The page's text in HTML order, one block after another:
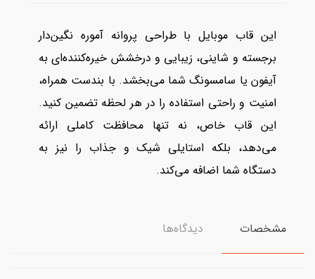
این قاب موبایل با طراحی پروانه آموره نگین‌دار
برجسته و شاینی، زیبایی و درخشش خیره‌کننده‌ای به
آیفون یا سامسونگ شما می‌بخشد. با بندست همراه،
امنیت و راحتی استفاده را در هر لحظه تضمین کنید.
این قاب خاص، نه تنها محافظت کاملی ارائه
می‌دهد، بلکه استایلی شیک و جذاب را نیز به
دستگاه شما اضافه می‌کند.
مشخصات دیدگاه‌ها